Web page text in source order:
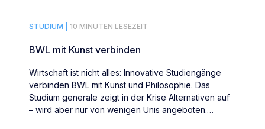
STUDIUM | 10 MINUTEN LESEZEIT
BWL mit Kunst verbinden
Wirtschaft ist nicht alles: Innovative Studiengänge
verbinden BWL mit Kunst und Philosophie. Das
Studium generale zeigt in der Krise Alternativen auf
– wird aber nur von wenigen Unis angeboten.